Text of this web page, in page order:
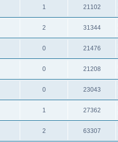
1 21102
2 31344
0 21476
0 21208
0 23043
1 27362
2 63307